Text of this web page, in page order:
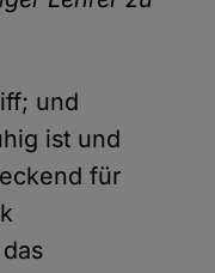
und
ist und
für